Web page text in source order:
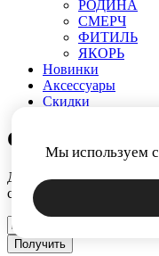
Мы используем
РОДИНА
СМЕРЧ
ФИТИЛЬ
ЯКОРЬ
Новинки
Аксессуары
Скидки
СКИДКА 15%
Дарим промокод за
скидках, коллекциях и
Получить